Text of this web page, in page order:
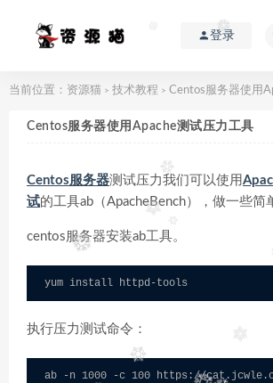
登录
当前位置： 资源猫 > 技术教程 > Centos服务器使用
Centos服务器使用Apache测试压力工具
Centos服务器测试压力我们可以使用
试的工具ab（ApacheBench），做一些简
centos服务器安装ab工具。
yum install httpd-tools
执行压力测试命令：
ab -n 1000 -c 100 https://